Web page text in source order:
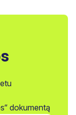
dokumentą